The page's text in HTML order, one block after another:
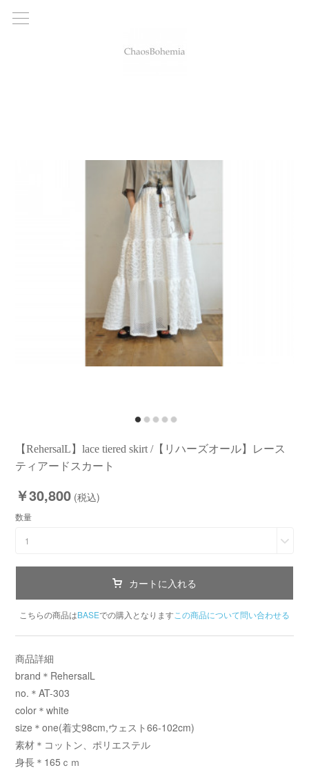
【RehersalL】lace tiered skirt /【リハーズオール】レース
ティアードスカート
￥30,800 (税込)
数量
1
カートに入れる
こちらの商品はBASEでの購入となります この商品について問い合わせる
商品詳細
brand＊RehersalL
no.＊AT-303
color＊white
size＊one(着丈98cm,ウェスト66-102cm)
素材＊コットン、ポリエステル
身長＊165ｃｍ